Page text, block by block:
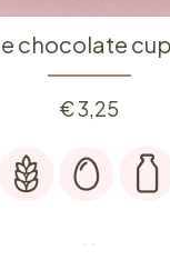
chocolate
€3,25